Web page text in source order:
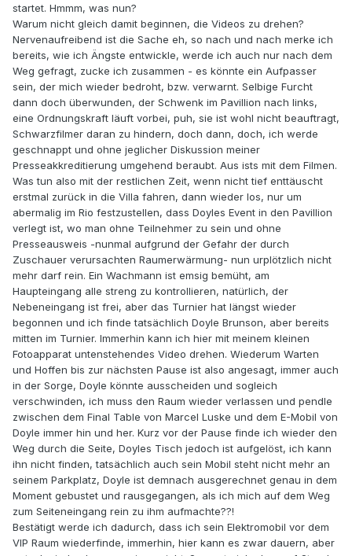
startet. Hmmm, was nun?
Warum nicht gleich damit beginnen, die Videos zu drehen?
Nervenaufreibend ist die Sache eh, so nach und nach merke ich
bereits, wie ich Ängste entwickle, werde ich auch nur nach dem
Weg gefragt, zucke ich zusammen - es könnte ein Aufpasser
sein, der mich wieder bedroht, bzw. verwarnt. Selbige Furcht
dann doch überwunden, der Schwenk im Pavillion nach links,
eine Ordnungskraft läuft vorbei, puh, sie ist wohl nicht beauftragt,
Schwarzfilmer daran zu hindern, doch dann, doch, ich werde
geschnappt und ohne jeglicher Diskussion meiner
Presseakkreditierung umgehend beraubt. Aus ists mit dem Filmen.
Was tun also mit der restlichen Zeit, wenn nicht tief enttäuscht
erstmal zurück in die Villa fahren, dann wieder los, nur um
abermalig im Rio festzustellen, dass Doyles Event in den Pavillion
verlegt ist, wo man ohne Teilnehmer zu sein und ohne
Presseausweis -nunmal aufgrund der Gefahr der durch
Zuschauer verursachten Raumerwärmung- nun urplötzlich nicht
mehr darf rein. Ein Wachmann ist emsig bemüht, am
Haupteingang alle streng zu kontrollieren, natürlich, der
Nebeneingang ist frei, aber das Turnier hat längst wieder
begonnen und ich finde tatsächlich Doyle Brunson, aber bereits
mitten im Turnier. Immerhin kann ich hier mit meinem kleinen
Fotoapparat untenstehendes Video drehen. Wiederum Warten
und Hoffen bis zur nächsten Pause ist also angesagt, immer auch
in der Sorge, Doyle könnte ausscheiden und sogleich
verschwinden, ich muss den Raum wieder verlassen und pendle
zwischen dem Final Table von Marcel Luske und dem E-Mobil von
Doyle immer hin und her. Kurz vor der Pause finde ich wieder den
Weg durch die Seite, Doyles Tisch jedoch ist aufgelöst, ich kann
ihn nicht finden, tatsächlich auch sein Mobil steht nicht mehr an
seinem Parkplatz, Doyle ist demnach ausgerechnet genau in dem
Moment gebustet und rausgegangen, als ich mich auf dem Weg
zum Seiteneingang rein zu ihm aufmachte??!
Bestätigt werde ich dadurch, dass ich sein Elektromobil vor dem
VIP Raum wiederfinde, immerhin, hier kann es zwar dauern, aber